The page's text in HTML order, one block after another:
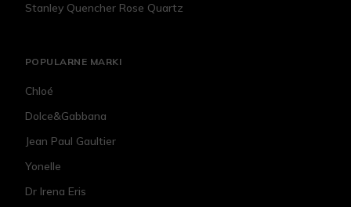
Stanley Quencher Rose Quartz
POPULARNE MARKI
Chloé
Dolce&Gabbana
Jean Paul Gaultier
Yonelle
Dr Irena Eris